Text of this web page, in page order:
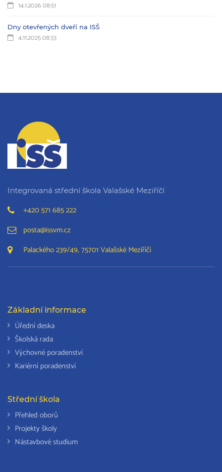
14.1.2026 08:51
Dny otevřených dveří na ISŠ
4.11.2025 08:33
Integrovaná střední škola Valašské Meziříčí
+420 571 685 222
posta@issvm.cz
Palackého 239/49, 75701 Valašské Meziříčí
Základní informace
Úřední deska
Školská rada
Výchovné poradenství
Kariérní poradenství
Střední škola
Přehled oborů
Projekty školy
Nástavbové studium